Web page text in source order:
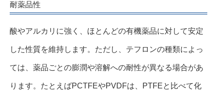
耐薬品性
酸やアルカリに強く、ほとんどの有機薬品に対して安定
した性質を維持します。ただし、テフロンの種類によっ
ては、薬品ごとの膨潤や溶解への耐性が異なる場合があ
ります。たとえばPCTFEやPVDFは、PTFEと比べて化